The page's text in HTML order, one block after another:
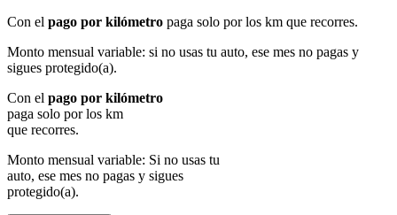
Con el pago por kilómetro paga solo por los km que recorres.
Monto mensual variable: si no usas tu auto, ese mes no pagas y
sigues protegido(a).
Con el pago por kilómetro
paga solo por los km
que recorres.
Monto mensual variable: Si no usas tu
auto, ese mes no pagas y sigues
protegido(a).